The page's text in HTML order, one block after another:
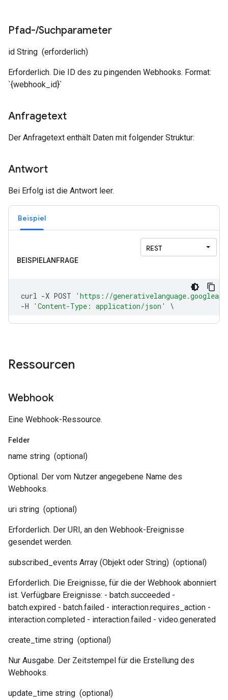
Pfad-/Suchparameter
id String (erforderlich)
Erforderlich. Die ID des zu pingenden Webhooks. Format:
`{webhook_id}`
Anfragetext
Der Anfragetext enthält Daten mit folgender Struktur:
Antwort
Bei Erfolg ist die Antwort leer.
Beispiel
Ressourcen
Webhook
Eine Webhook-Ressource.
Felder
name string (optional)
Optional. Der vom Nutzer angegebene Name des
Webhooks.
uri string (optional)
Erforderlich. Der URI, an den Webhook-Ereignisse
gesendet werden.
subscribed_events Array (Objekt oder String) (optional)
Erforderlich. Die Ereignisse, für die der Webhook abonniert
ist. Verfügbare Ereignisse: - batch.succeeded -
batch.expired - batch.failed - interaction.requires_action -
interaction.completed - interaction.failed - video.generated
create_time string (optional)
Nur Ausgabe. Der Zeitstempel für die Erstellung des
Webhooks.
update_time string (optional)